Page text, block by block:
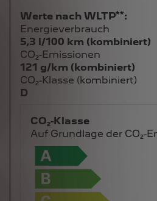
Werte nach WLTP**:
Energieverbrauch
5,3 l/100 km (kombiniert)
CO₂-Emissionen
121 g/km (kombiniert)
CO₂-Klasse (kombiniert)
D
CO₂-Klasse
Auf Grundlage der CO₂-